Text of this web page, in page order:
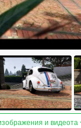
и видеота